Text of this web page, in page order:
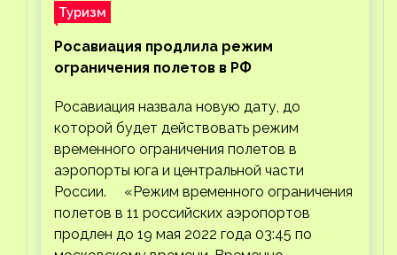
Туризм
Росавиация продлила режим
ограничения полетов в РФ
Росавиация назвала новую дату, до
которой будет действовать режим
временного ограничения полетов в
аэропорты юга и центральной части
России. «Режим временного ограничения
полетов в 11 российских аэропортов
продлен до 19 мая 2022 года 03:45 по